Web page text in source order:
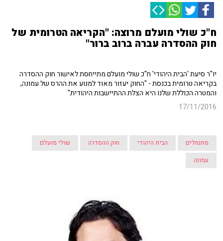
ח"כ שולי מועלם מרוצה: "הקריאה הטרומית של
חוק ההסדרה עברה ברוב ברור"
יו"ר סיעת 'הבית היהודי' ח"כ שולי מועלם מתייחסת לאישור חוק ההסדרה
בקריאה טרומית בכנסת - "החוק יעזור מאוד למנוע את ההרס של עמונה,
והמטרה הכוללת שלנו היא הצלת ההתיישבות היהודית"
17/11/2016
מתנחלים הבית היהודי חוק ההסדרה
שולי מועלם
עמונה